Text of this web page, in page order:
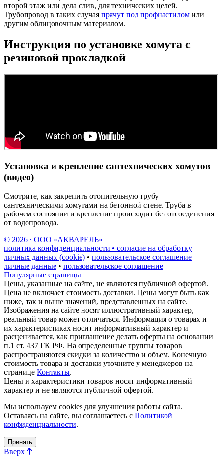
второй этаж или дела слив, для технических целей.
Трубопровод в таких случая прячут под профнастилом или
другим облицовочным материалом.
Инструкция по установке хомута с
резиновой прокладкой
Установка и крепление сантехнических хомутов
(видео)
Смотрите, как закрепить отопительную трубу
сантехническими хомутами на бетонной стене. Труба в
рабочем состоянии и крепление происходит без отсоединения
от водопровода.
© 2026 · ООО «АКВАРЕЛЬ»
политика конфиденциальности • согласие на обработку
личных данных (cookie) • пользовательское соглашение
личные данные • пользовательское соглашение
Популярные страницы
Цены, указанные на сайте, не являются публичной офертой.
Цена не включает стоимость доставки. Цены могут быть как
ниже, так и выше значений, представленных на сайте.
Изображения на сайте носят иллюстративный характер,
реальный товар может отличаться. Информация о товарах и
их характеристиках носит информативный характер и
расценивается, как приглашение делать оферты на основании
п.1 ст. 437 ГК РФ. На определенные группы товаров
распространяются скидки за количество и объем. Конечную
стоимость товара и доставки уточните у менеджеров на
странице Контакты.
Цены и характеристики товаров носят информативный
характер и не являются публичной офертой.
Мы используем cookies для улучшения работы сайта.
Оставаясь на сайте, вы соглашаетесь с Политикой
конфиденциальности.
Принять
Вверх